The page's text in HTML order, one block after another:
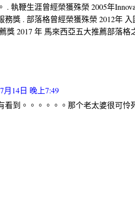
. 執鞭生涯曾經榮獲殊榮 2005年
務獎 . 部落格曾經榮獲殊榮 2012年
獎 2017 年 馬來西亞五大推薦部落格
月14日 晚上7:49
看到。。。。。。那个老太婆很可怜